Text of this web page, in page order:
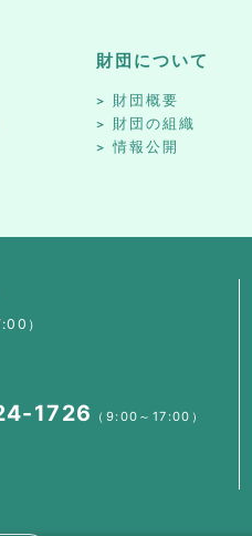
財団について
財団概要
財団の組織
情報公開
）
1726 （9:00～17:00）